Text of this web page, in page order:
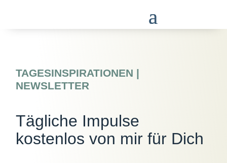
TAGESINSPIRATIONEN |
NEWSLETTER
Tägliche Impulse
kostenlos von mir für Dich